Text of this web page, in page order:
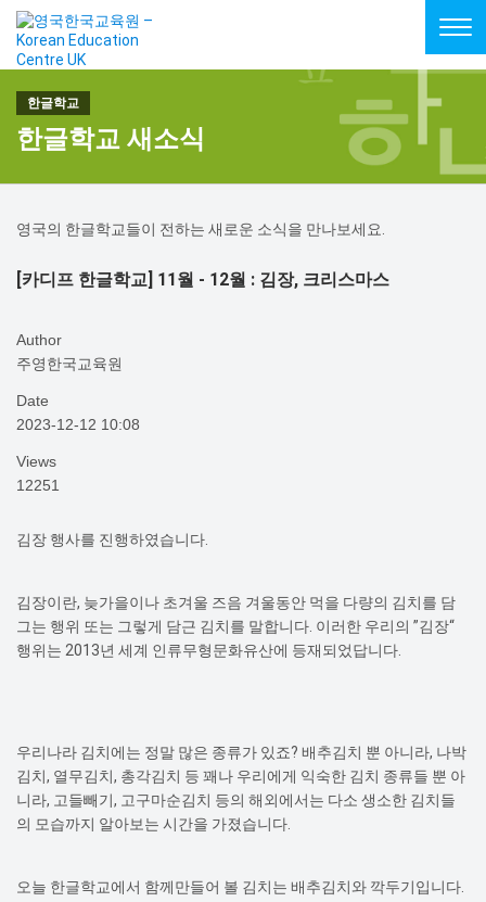
한글학교 새소식
영국의 한글학교들이 전하는 새로운 소식을 만나보세요.
[카디프 한글학교] 11월 - 12월 : 김장, 크리스마스
Author
주영한국교육원
Date
2023-12-12 10:08
Views
12251
김장 행사를 진행하였습니다.
김장이란, 늦가을이나 초겨울 즈음 겨울동안 먹을 다량의 김치를 담
그는 행위 또는 그렇게 담근 김치를 말합니다. 이러한 우리의 ”김장“
행위는 2013년 세계 인류무형문화유산에 등재되었답니다.
우리나라 김치에는 정말 많은 종류가 있죠? 배추김치 뿐 아니라, 나박
김치, 열무김치, 총각김치 등 꽤나 우리에게 익숙한 김치 종류들 뿐 아
니라, 고들빼기, 고구마순김치 등의 해외에서는 다소 생소한 김치들
의 모습까지 알아보는 시간을 가졌습니다.
오늘 한글학교에서 함께만들어 볼 김치는 배추김치와 깍두기입니다.